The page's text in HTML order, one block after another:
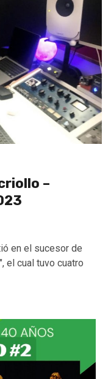
–
en el sucesor de
el cual tuvo cuatro